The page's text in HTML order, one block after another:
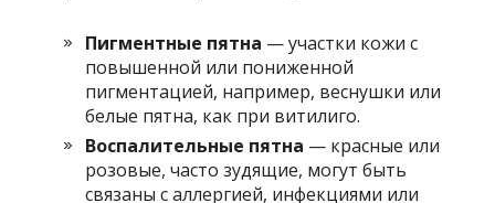
Пигментные пятна — участки кожи с
повышенной или пониженной
пигментацией, например, веснушки или
белые пятна, как при витилиго.
Воспалительные пятна — красные или
розовые, часто зудящие, могут быть
связаны с аллергией, инфекциями или